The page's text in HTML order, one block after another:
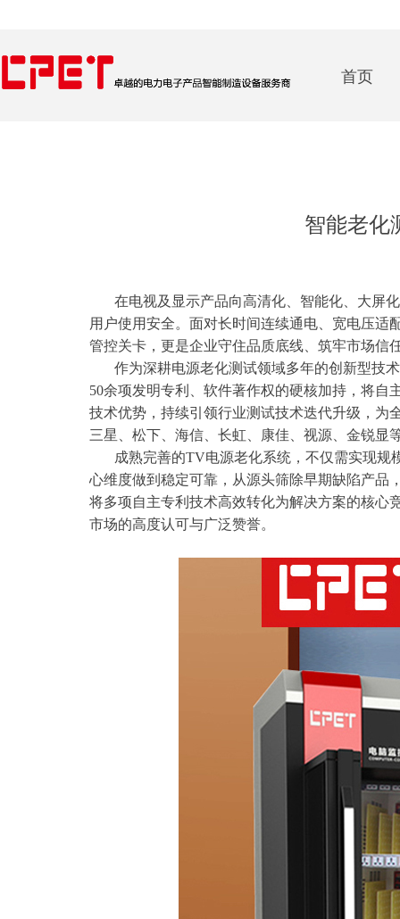
首页
智能老化
在电视及显示产品向高清化、智能化、大屏化
用户使用安全。面对长时间连续通电、宽电压
管控关卡，更是企业守住品质底线、筑牢市场信
作为深耕电源老化测试领域多年的创新型技术
50余项发明专利、软件著作权的硬核加持，将
技术优势，持续引领行业测试技术迭代升级，为
三星、松下、海信、长虹、康佳、视源、金锐显
成熟完善的TV电源老化系统，不仅需实现规
心维度做到稳定可靠，从源头筛除早期缺陷产品
将多项自主专利技术高效转化为解决方案的核心
市场的高度认可与广泛赞誉。